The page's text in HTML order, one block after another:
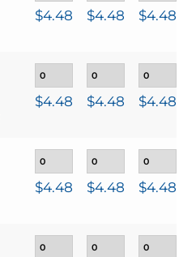
$4.48 $4.48 $4.48
$4.48 $4.48 $4.48
$4.48 $4.48 $4.48